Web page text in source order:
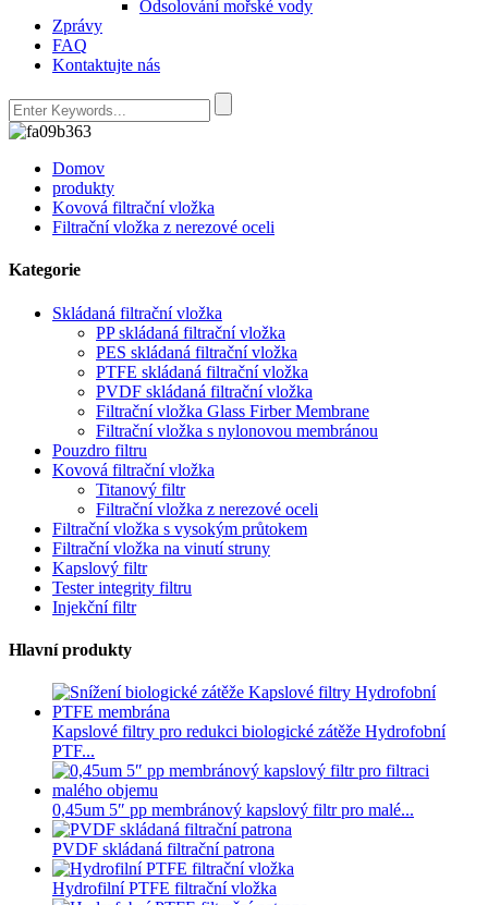
Odsolování mořské vody
Zprávy
FAQ
Kontaktujte nás
Domov
produkty
Kovová filtrační vložka
Filtrační vložka z nerezové oceli
Kategorie
Skládaná filtrační vložka
PP skládaná filtrační vložka
PES skládaná filtrační vložka
PTFE skládaná filtrační vložka
PVDF skládaná filtrační vložka
Filtrační vložka Glass Firber Membrane
Filtrační vložka s nylonovou membránou
Pouzdro filtru
Kovová filtrační vložka
Titanový filtr
Filtrační vložka z nerezové oceli
Filtrační vložka s vysokým průtokem
Filtrační vložka na vinutí struny
Kapslový filtr
Tester integrity filtru
Injekční filtr
Hlavní produkty
Kapslové filtry pro redukci biologické zátěže Hydrofobní
PTF...
0,45um 5″ pp membránový kapslový filtr pro malé...
PVDF skládaná filtrační patrona
Hydrofilní PTFE filtrační vložka